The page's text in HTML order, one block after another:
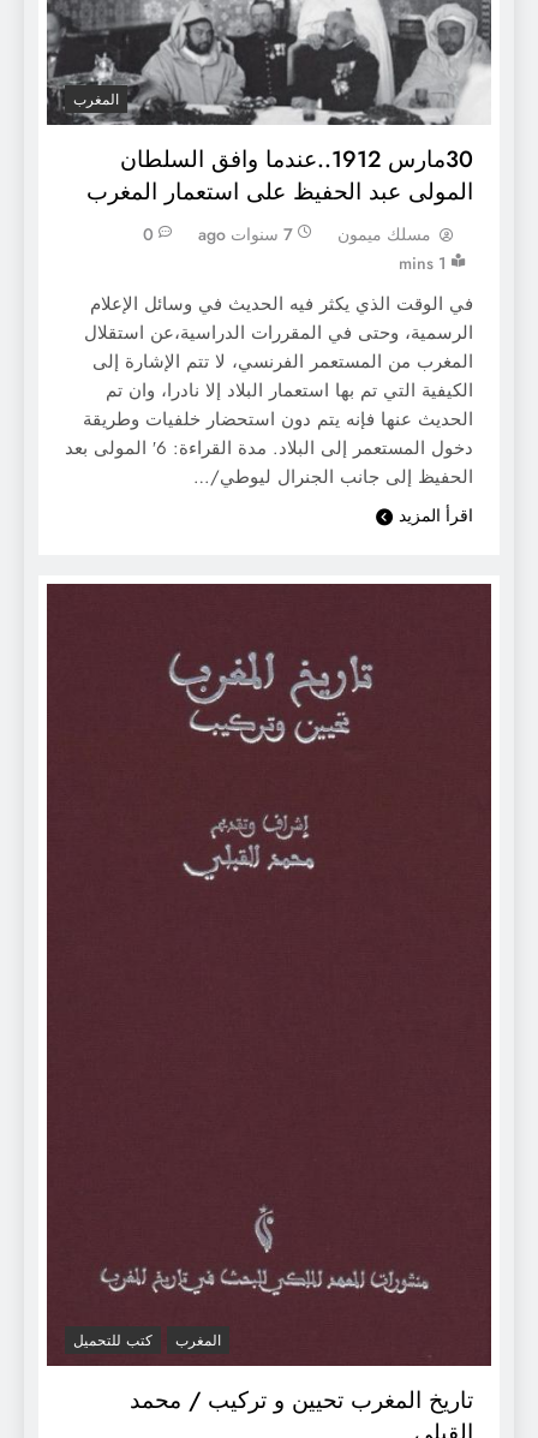
المغرب
30مارس 1912..عندما وافق السلطان
المولى عبد الحفيظ على استعمار المغرب
مسلك ميمون 7 سنوات ago
0
1 mins
في الوقت الذي يكثر فيه الحديث في وسائل الإعلام
الرسمية، وحتى في المقررات الدراسية،عن استقلال
المغرب من المستعمر الفرنسي، لا تتم الإشارة إلى
الكيفية التي تم بها استعمار البلاد إلا نادرا، وان تم
الحديث عنها فإنه يتم دون استحضار خلفيات وطريقة
دخول المستعمر إلى البلاد. مدة القراءة: 6′ المولى بعد
الحفيظ إلى جانب الجنرال ليوطي/…
اقرأ المزيد
المغرب كتب للتحميل
تاريخ المغرب تحيين و تركيب / محمد